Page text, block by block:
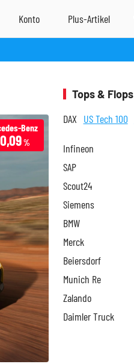
Benz
%
Tops & Flops
DAX US Tech 100
Infineon
SAP
Scout24
Siemens
BMW
Merck
Beiersdorf
Munich Re
Zalando
Daimler Truck